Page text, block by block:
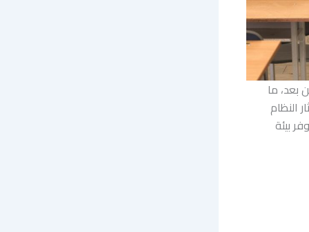
بعد، ما
النظام
بيئة